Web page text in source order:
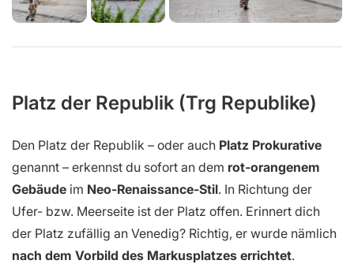
Platz der Republik (Trg Republike)
Den Platz der Republik – oder auch Platz Prokurative
genannt – erkennst du sofort an dem rot-orangenem
Gebäude im Neo-Renaissance-Stil. In Richtung der
Ufer- bzw. Meerseite ist der Platz offen. Erinnert dich
der Platz zufällig an Venedig? Richtig, er wurde nämlich
nach dem Vorbild des Markusplatzes errichtet.